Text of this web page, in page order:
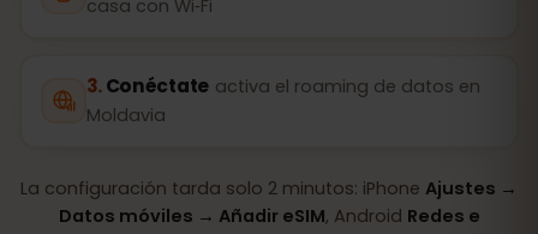
casa con Wi‑Fi
Conéctate activa el roaming de datos en
Moldavia
La configuración tarda solo 2 minutos: iPhone Ajustes →
Datos móviles → Añadir eSIM, Android Redes e